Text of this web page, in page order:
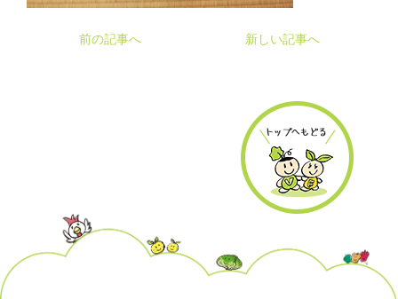
前の記事へ 新しい記事へ